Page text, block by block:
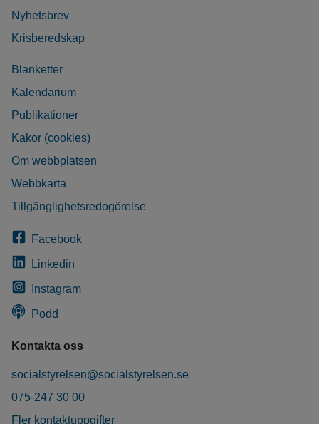
Nyhetsbrev
Krisberedskap
Blanketter
Kalendarium
Publikationer
Kakor (cookies)
Om webbplatsen
Webbkarta
Tillgänglighetsredogörelse
Facebook
Linkedin
Instagram
Podd
Kontakta oss
socialstyrelsen@socialstyrelsen.se
075-247 30 00
Fler kontaktuppgifter